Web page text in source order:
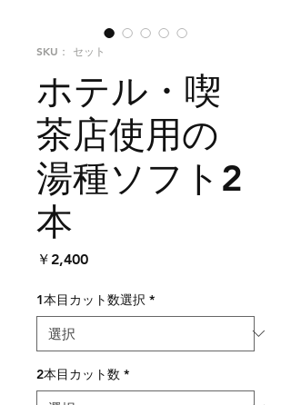
SKU： セット
ホテル・喫
茶店使用の
湯種ソフト2
本
￥2,400価
1本目カット数選択 *
2本目カット数 *